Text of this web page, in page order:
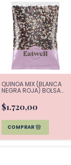
QUINOA MIX (BLANCA
NEGRA ROJA) BOLSA
EATWELL
$1.720,00